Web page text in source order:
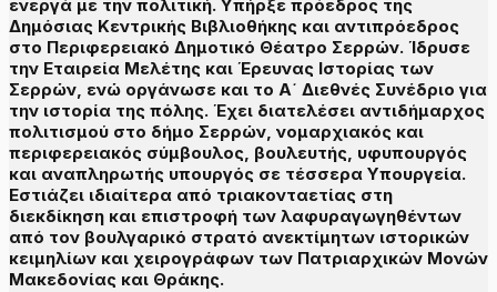
ενεργά με την πολιτική. Υπήρξε πρόεδρος της
Δημόσιας Κεντρικής Βιβλιοθήκης και αντιπρόεδρος
στο Περιφερειακό Δημοτικό Θέατρο Σερρών. Ίδρυσε
την Εταιρεία Μελέτης και Έρευνας Ιστορίας των
Σερρών, ενώ οργάνωσε και το Α΄ Διεθνές Συνέδριο για
την ιστορία της πόλης. Έχει διατελέσει αντιδήμαρχος
πολιτισμού στο δήμο Σερρών, νομαρχιακός και
περιφερειακός σύμβουλος, βουλευτής, υφυπουργός
και αναπληρωτής υπουργός σε τέσσερα Υπουργεία.
Εστιάζει ιδιαίτερα από τριακονταετίας στη
διεκδίκηση και επιστροφή των λαφυραγωγηθέντων
από τον βουλγαρικό στρατό ανεκτίμητων ιστορικών
κειμηλίων και χειρογράφων των Πατριαρχικών Μονών
Μακεδονίας και Θράκης.